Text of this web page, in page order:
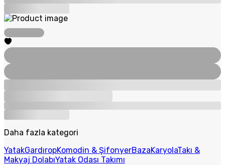
Daha fazla kategori
YatakGardıropKomodin & ŞifonyerBazaKaryolaTakı &
Makyaj DolabıYatak Odası Takımı